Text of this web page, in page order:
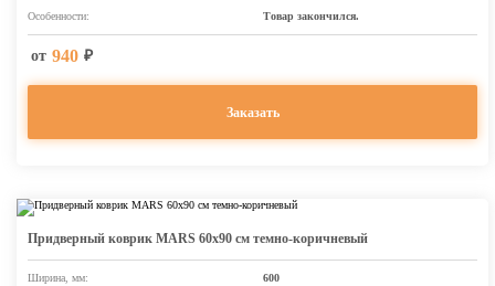
Особенности:
Товар закончился.
от 940 ₽
Заказать
Придверный коврик MARS 60х90 см темно-коричневый
Ширина, мм:
600